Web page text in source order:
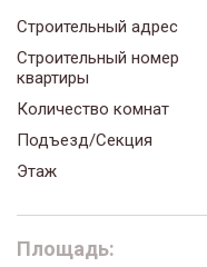
Строительный адрес
Строительный номер
квартиры
Количество комнат
Подъезд/Секция
Этаж
Площадь: